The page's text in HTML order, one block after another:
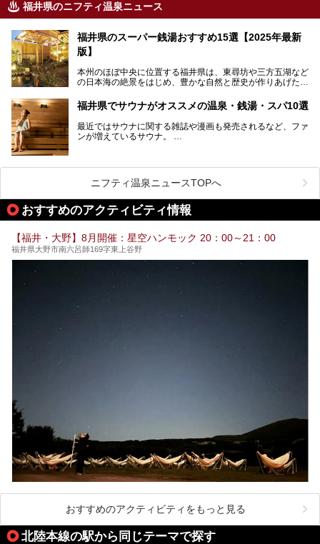
福井県のニフティ温泉ニュース
福井県のスーパー銭湯おすすめ15選【2025年最新
版】
本州のほぼ中央に位置する福井県は、東尋坊や三方五湖など
の日本海の絶景をはじめ、豊かな自然と歴史が作りあげた見
る海産物、越前そば、ソースかつ丼などのグルメも人気で
す。
2024年春の北陸新幹線の延伸により、関西地方のみならず
首都圏からもアクセスしやすくなりました。今回は、そんな
福井県でおすすめのスーパー銭湯をご紹介します。
福井県でサウナがオススメの温泉・銭湯・スパ10選
最近ではサウナに関する雑誌や漫画も発売されるなど、ファ
ンが増えているサウナ。
チームサウナ、塩サウナなどが存在し、施設によって様々な
こだわりを持つ施設も増えています。
ススメ温泉・銭湯・スパを10件まとめてご紹介します。
ニフティ温泉ニュースTOPへ
おすすめのアクティビティ情報
【福井・大野】8月開催：星空ハンモック 20：00～21：00
福井県大野市南六呂師169字東上谷野
おすすめのアクティビティをもっと見る
北陸本線の駅から同じテーマで探す